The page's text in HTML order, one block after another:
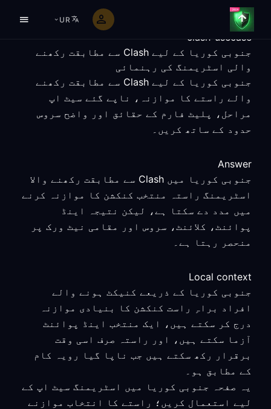
UR
clash-usecase
جنوبی کوریا کے لیے Clash سے مطابقت رکھنے
والی اسٹریمنگ کی رہنمائی
جنوبی کوریا کے لیے Clash سے مطابقت رکھنے
والے راستے کا موازنہ، ناپے گئے سیٹ اپ
مراحل، پلیٹ فارم کے حقائق اور واضح سروس
حدود کے ساتھ کریں۔
Answer
جنوبی کوریا میں Clash سے مطابقت رکھنے والا
اسٹریمنگ راستہ منتخب کنکشن کا موازنہ کرنے
میں مدد دے سکتا ہے، لیکن نتیجہ اینڈ
پوائنٹ، کلائنٹ، سروس اور مقامی نیٹ ورک پر
منحصر رہتا ہے۔
Local context
جنوبی کوریا کے ذریعے کنیکٹ ہونے والے
افراد براہِ راست کنکشن کا بنیادی موازنہ
درج کر سکتے ہیں، ایک منتخب اینڈ پوائنٹ
آزما سکتے ہیں، اور راستہ صرف اسی وقت
برقرار رکھ سکتے ہیں جب ناپا گیا رویہ کام
کے مطابق ہو۔
یہ صفحہ جنوبی کوریا میں اسٹریمنگ سیٹ اپ کے
لیے استعمال کریں؛ راستے کا انتخاب موازنے